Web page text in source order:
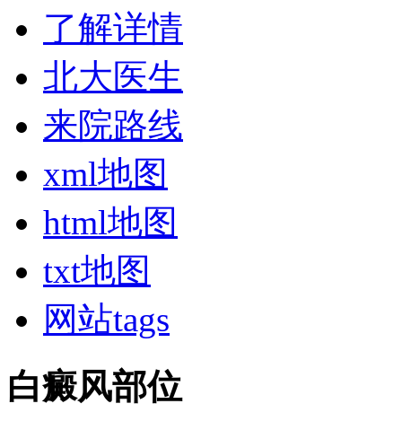
了解详情
北大医生
来院路线
xml地图
html地图
txt地图
网站tags
白癜风部位